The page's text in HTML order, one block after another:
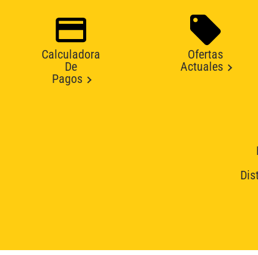
Calculadora
De
Pagos
Ofertas
Actuales